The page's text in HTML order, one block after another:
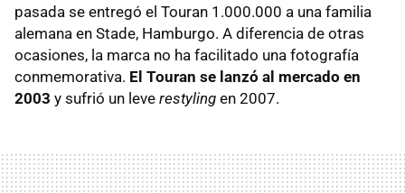
pasada se entregó el Touran 1.000.000 a una familia
alemana en Stade, Hamburgo. A diferencia de otras
ocasiones, la marca no ha facilitado una fotografía
conmemorativa. El Touran se lanzó al mercado en
2003 y sufrió un leve restyling en 2007.